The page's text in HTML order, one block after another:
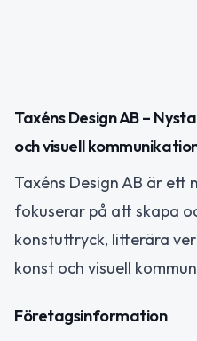
Taxéns Design AB –
och visuell
Taxéns Design AB är
fokuserar på att skapa
konstuttryck, litterära
konst och visuell
Företagsinformation